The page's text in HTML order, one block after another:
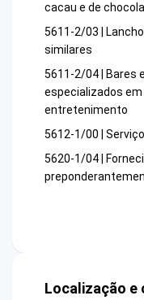
cacau e de
5611-2/03 |
similares
5611-2/04 | Bares
especializados
entretenimento
5612-1/00 |
5620-1/04 |
Localização e